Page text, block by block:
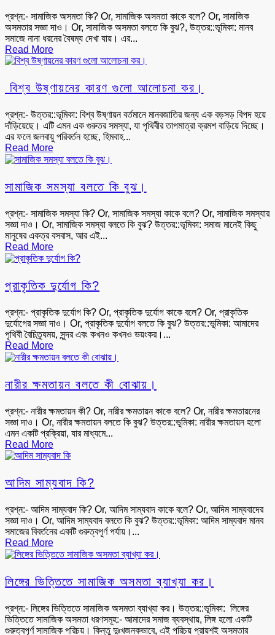
প্রশ্ন:- সামাজিক অসমতা কি? Or, সামাজিক অসমতা কাকে বলে? Or, সামাজিক
অসমতার সজ্ঞা দাও। Or, সামাজিক অসমতা বলতে কি বুঝ?, উত্তর::ভূমিকা: মানব
সমাজে নানা ধরনের বৈষম্য দেখা যায়। এর...
Read More
বিশ্ব উষ্ণায়নের কারণ গুলো আলোচনা কর।
প্রশ্ন:- উত্তর::ভূমিকা: বিশ্ব উষ্ণায়ন বর্তমানে মানবজাতির জন্য এক বড়সড় বিপদ হয়ে
দাঁড়িয়েছে। এটি এমন এক গুরুতর সমস্যা, যা পৃথিবীর তাপমাত্রা ক্রমশ বাড়িয়ে দিচ্ছে।
এর ফলে জলবায়ু পরিবর্তন হচ্ছে, হিমবাহ...
Read More
সামাজিক সমস্যা বলতে কি বুঝ।
প্রশ্ন:- সামাজিক সমস্যা কি? Or, সামাজিক সমস্যা কাকে বলে? Or, সামাজিক সমস্যার
সজ্ঞা দাও। Or, সামাজিক সমস্যা বলতে কি বুঝ? উত্তর::ভূমিকা: সমাজ মানেই কিছু
মানুষের একত্র বসবাস, আর এই...
Read More
প্রাকৃতিক দুর্যোগ কি?
প্রশ্ন:- প্রাকৃতিক দুর্যোগ কি? Or, প্রাকৃতিক দুর্যোগ কাকে বলে? Or, প্রাকৃতিক
দুর্যোগের সজ্ঞা দাও। Or, প্রাকৃতিক দুর্যোগ বলতে কি বুঝ? উত্তর::ভূমিকা: আমাদের
পৃথিবী বৈচিত্র্যময়, সুন্দর এবং কখনও কখনও ভয়ংকর।...
Read More
নারীর ক্ষমতায়ন বলতে কী বোঝায়।
প্রশ্ন:- নারীর ক্ষমতায়ন কী? Or, নারীর ক্ষমতায়ন কাকে বলে? Or, নারীর ক্ষমতায়নের
সজ্ঞা দাও। Or, নারীর ক্ষমতায়ন বলতে কি বুঝ? উত্তর::ভূমিকা: নারীর ক্ষমতায়ন হলো
এমন একটি প্রক্রিয়া, যার মাধ্যমে...
Read More
আদিম সাম্যবাদ কি?
প্রশ্ন:- আদিম সাম্যবাদ কি? Or, আদিম সাম্যবাদ কাকে বলে? Or, আদিম সাম্যবাদের
সজ্ঞা দাও। Or, আদিম সাম্যবাদ বলতে কি বুঝ? উত্তর::ভূমিকা: আদিম সাম্যবাদ মানব
সমাজের বিবর্তনের একটি গুরুত্বপূর্ণ পর্যায়।...
Read More
লিঙ্গের ভিত্তিতে সামাজিক অসমতা ব্যাখ্যা কর।
প্রশ্ন:- লিঙ্গের ভিত্তিতে সামাজিক অসমতা ব্যাখ্যা কর। উত্তর::ভূমিকা: লিঙ্গের
ভিত্তিতে সামাজিক অসমতা ধরণসমূহ:- আমাদের সমাজ ব্যবস্থায়, লিঙ্গ হলো একটি
গুরুত্বপূর্ণ সামাজিক পরিচয়। কিন্তু দুঃখজনকভাবে, এই পরিচয় প্রায়শই অসমতার